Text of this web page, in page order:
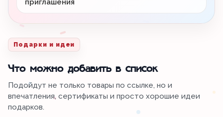
приглашения
Подарки и идеи
Что можно добавить в список
Подойдут не только товары по ссылке, но и
впечатления, сертификаты и просто хорошие идеи
подарков.